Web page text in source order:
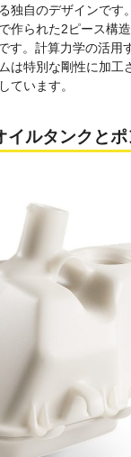
独自のデザインです
作られた2ピース構
す。計算力学の活用
は特別な剛性に加工
ています。
イルタンクと